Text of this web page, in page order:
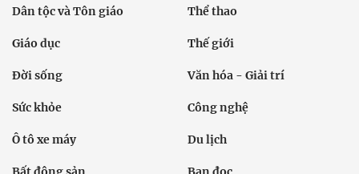
Dân tộc và Tôn giáo Thể thao
Giáo dục Thế giới
Đời sống Văn hóa - Giải trí
Sức khỏe Công nghệ
Ô tô xe máy Du lịch